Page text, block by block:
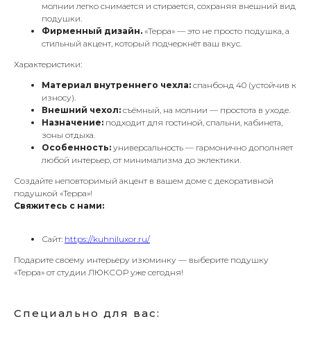
молнии легко снимается и стирается, сохраняя внешний вид
подушки.
Фирменный дизайн. «Терра» — это не просто подушка, а
стильный акцент, который подчеркнёт ваш вкус.
Характеристики:
Материал внутреннего чехла: спанбонд 40 (устойчив к
износу).
Внешний чехол: съёмный, на молнии — простота в уходе.
Назначение: подходит для гостиной, спальни, кабинета,
зоны отдыха.
Особенность: универсальность — гармонично дополняет
любой интерьер, от минимализма до эклектики.
Создайте неповторимый акцент в вашем доме с декоративной
подушкой «Терра»!
Свяжитесь с нами:
Сайт: https://kuhniluxor.ru/
Подарите своему интерьеру изюминку — выберите подушку
«Терра» от студии ЛЮКСОР уже сегодня!
Специально для вас: